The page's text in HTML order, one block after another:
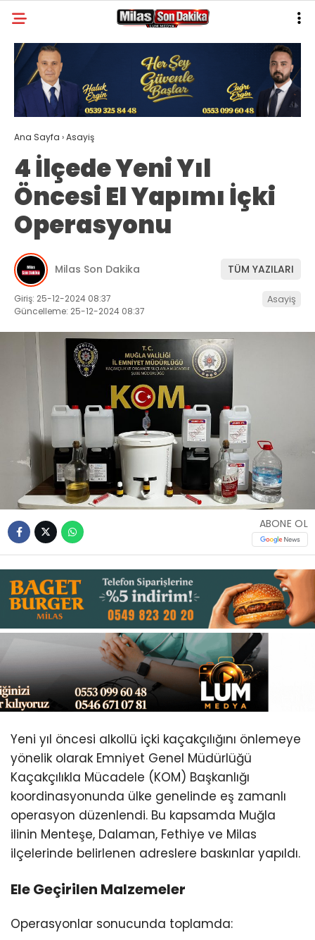
WhatsApp
İhbar Hattı
Instagram
Youtube
31.1
GALERİ YAZARLAR
MILAS
MUĞLA’DAN
ASAYIŞ
GÜNDEM
EKONOMI
SPOR
VEFAT
GENEL
İLETIŞIM
KÜNYE
Ana Sayfa ›Asayiş
4 İlçede Yeni Yıl
Öncesi El Yapımı İçki
Operasyonu
Milas Son Dakika TÜM YAZILARI
Giriş: 25-12-2024 08:37
Güncelleme: 25-12-2024 08:37
Asayiş
ABONE OL
Yeni yıl öncesi alkollü içki kaçakçılığını önlemeye
yönelik olarak Emniyet Genel Müdürlüğü
Kaçakçılıkla Mücadele (KOM) Başkanlığı
koordinasyonunda ülke genelinde eş zamanlı
operasyon düzenlendi. Bu kapsamda Muğla
ilinin Menteşe, Dalaman, Fethiye ve Milas
ilçelerinde belirlenen adreslere baskınlar yapıldı.
Ele Geçirilen Malzemeler
Operasyonlar sonucunda toplamda: